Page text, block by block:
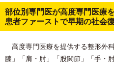
部位別専門医が高度専門医療
患者ファーストで早期の社会
高度専門医療を提供する整形外
膝」「肩・肘」「股関節」「手・